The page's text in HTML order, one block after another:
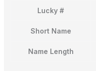
Lucky #
Short Name
Name Length